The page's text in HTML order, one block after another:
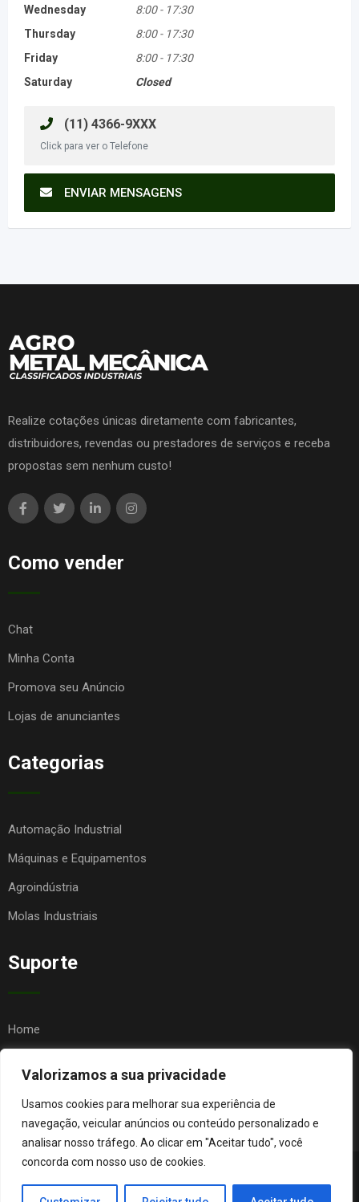
Valorizamos a sua privacidade
Usamos cookies para melhorar sua experiência de
navegação, veicular anúncios ou conteúdo personalizado e
analisar nosso tráfego. Ao clicar em "Aceitar tudo", você
concorda com nosso uso de cookies.
Wednesday
8:00 - 17:30
Thursday
8:00 - 17:30
Friday
8:00 - 17:30
Saturday
Closed
(11) 4366-9XXX
Click para ver o Telefone
ENVIAR MENSAGENS
Realize cotações únicas diretamente com fabricantes,
distribuidores, revendas ou prestadores de serviços e receba
propostas sem nenhum custo!
Como vender
Chat
Minha Conta
Promova seu Anúncio
Lojas de anunciantes
Categorias
Automação Industrial
Máquinas e Equipamentos
Agroindústria
Molas Industriais
Suporte
Home
© Copyright Agro Metal Mecânica. Desenvolvido porPágina